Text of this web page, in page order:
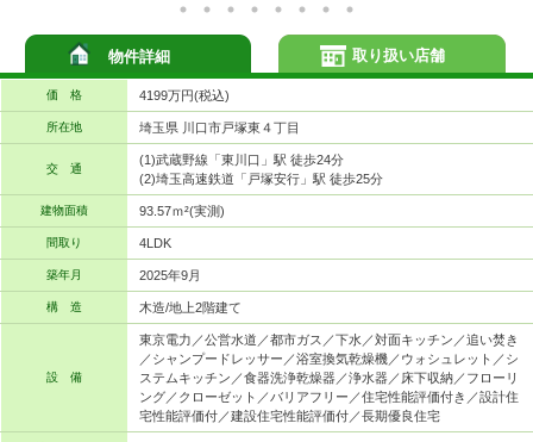
物件詳細
価 格 4199万円(税込)
所在地 埼玉県 川口市戸塚東４丁目
交 通
(1)武蔵野線「東川口」駅 徒歩24分
(2)埼玉高速鉄道「戸塚安行」駅 徒歩25分
建物面積 93.57ｍ²(実測)
間取り 4LDK
築年月 2025年9月
構 造 木造/地上2階建て
設 備
東京電力／公営水道／都市ガス／下水／対面キッチン／追い焚き
／シャンプードレッサー／浴室換気乾燥機／ウォシュレット／シ
ステムキッチン／食器洗浄乾燥器／浄水器／床下収納／フローリ
ング／クローゼット／バリアフリー／住宅性能評価付き／設計住
宅性能評価付／建設住宅性能評価付／長期優良住宅
取り扱い店舗